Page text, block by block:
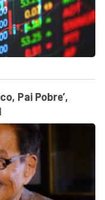
Pai Pobre’,